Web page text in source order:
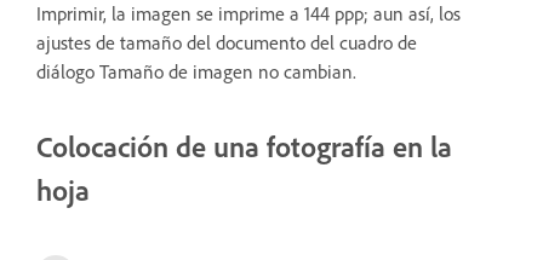
Imprimir, la imagen se imprime a 144 ppp; aun así, los
ajustes de tamaño del documento del cuadro de
diálogo Tamaño de imagen no cambian.
Colocación de una fotografía en la
hoja